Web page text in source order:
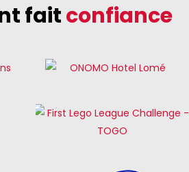
faitconfiance